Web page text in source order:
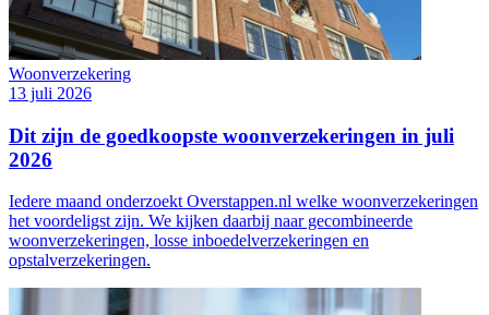
Woonverzekering
13 juli 2026
Dit zijn de goedkoopste woonverzekeringen in juli
2026
Iedere maand onderzoekt Overstappen.nl welke woonverzekeringen
het voordeligst zijn. We kijken daarbij naar gecombineerde
woonverzekeringen, losse inboedelverzekeringen en
opstalverzekeringen.